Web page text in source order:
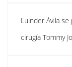
Luinder Ávila
cirugía Tommy